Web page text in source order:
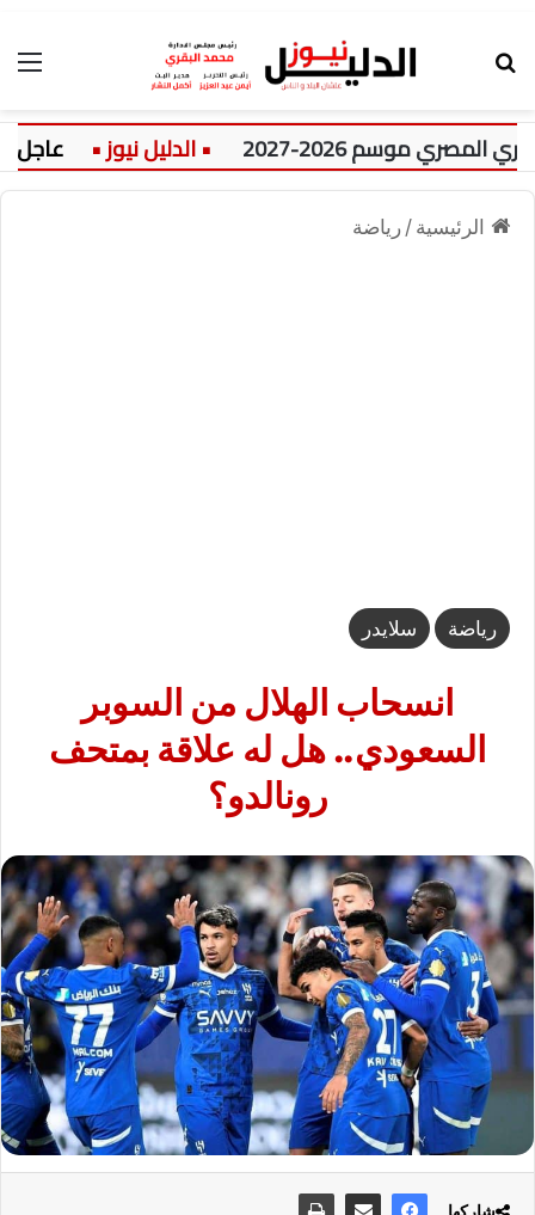
موسم 2026-2027 عاجل:
الرئيسية / رياضة
رياضة سلايدر
انسحاب الهلال من السوبر
السعودي.. هل له علاقة بمتحف
رونالدو؟
شاركها